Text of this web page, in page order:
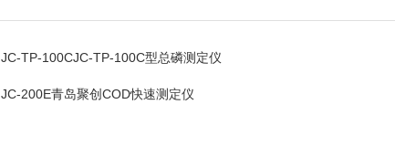
JC-TP-100CJC-TP-100C型总磷测定仪
JC-200E青岛聚创COD快速测定仪